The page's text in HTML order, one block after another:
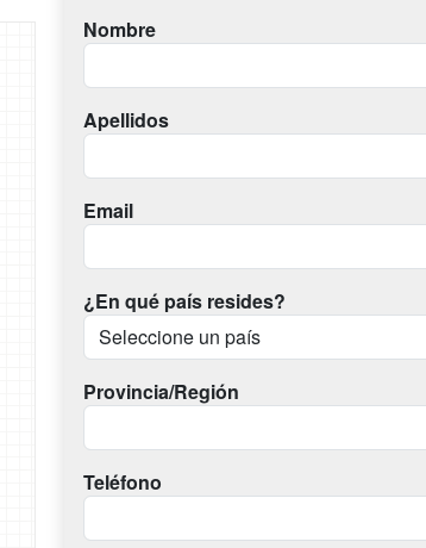
Nombre
Apellidos
Email
¿En qué país resides?
Provincia/Región
Teléfono